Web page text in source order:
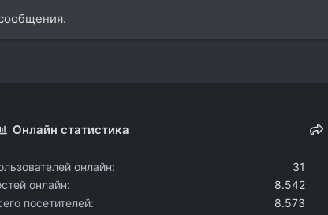
Онлайн статистика
онлайн
31
онлайн
8.542
посетителей
8.573